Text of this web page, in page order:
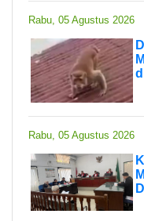
Rabu, 05 Agustus 2026
Rabu, 05 Agustus 2026